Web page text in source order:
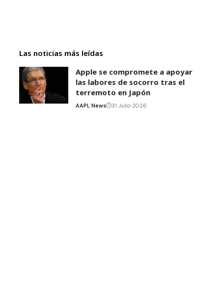
Las noticias más leídas
Apple se compromete a apoyar
las labores de socorro tras el
terremoto en Japón
AAPL News 31 Julio 2026